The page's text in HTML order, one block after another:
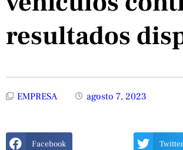
resultados
EMPRESA agosto 7, 2023
Facebook